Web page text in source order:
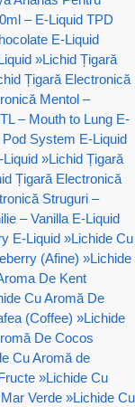
– E-Liquid TPD
E-Liquid
»Lichid Țigară
Țigară Electronică
Mentol –
– Mouth to Lung E-
System E-Liquid
»Lichid Țigară
Țigară Electronică
Struguri –
– Vanilla E-Liquid
E-Liquid »Lichide Cu
(Afine) »Lichide
De Kent
Cu Aromă De
(Coffee) »Lichide
De Cocos
Cu Aromă de
»Lichide Cu
Verde »Lichide Cu